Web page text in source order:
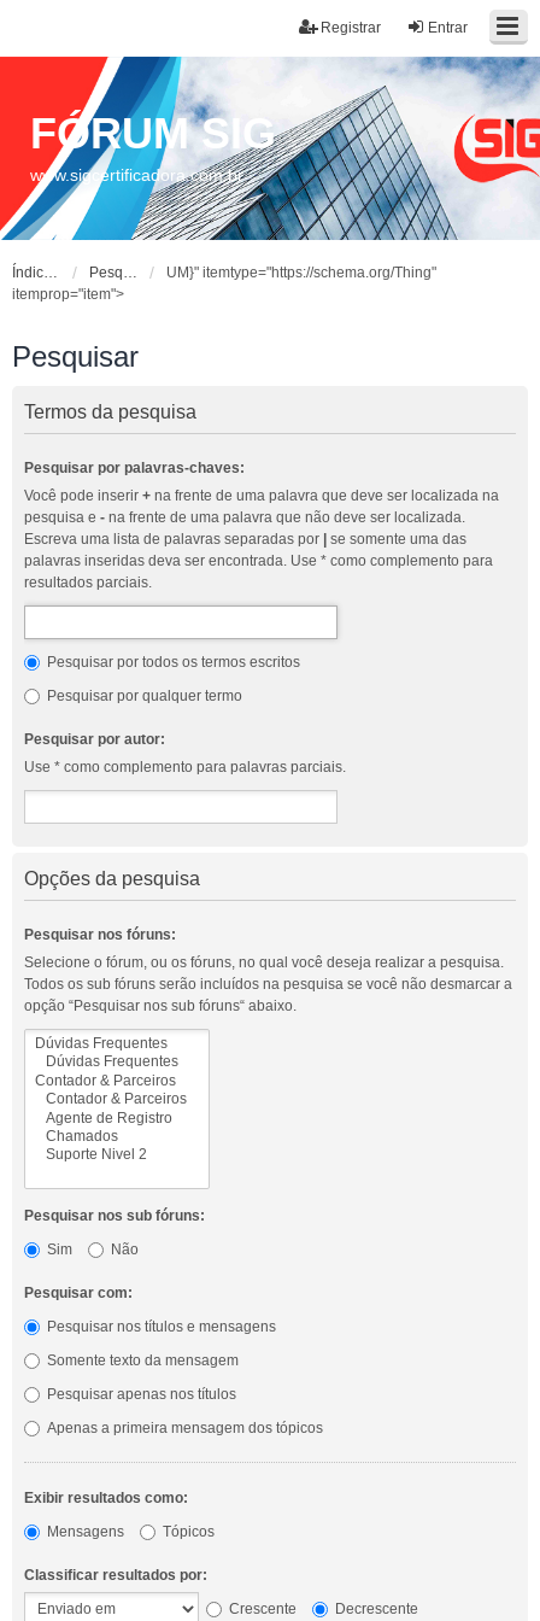
Entrar
Registrar
FÓRUM SIG
www.sigcertificadora.com.br
Índice do fórum Pesquisar
UM}" itemtype="https://schema.org/Thing"
itemprop="item">
Pesquisar
Termos da pesquisa
Pesquisar por palavras-chaves:
Você pode inserir + na frente de uma palavra que deve ser localizada na
pesquisa e - na frente de uma palavra que não deve ser localizada.
Escreva uma lista de palavras separadas por
se somente uma das
palavras inseridas deva ser encontrada. Use * como complemento para
resultados parciais.
Pesquisar por todos os termos escritos
Pesquisar por qualquer termo
Pesquisar por autor:
Use * como complemento para palavras parciais.
Opções da pesquisa
Pesquisar nos fóruns:
Selecione o fórum, ou os fóruns, no qual você deseja realizar a pesquisa.
Todos os sub fóruns serão incluídos na pesquisa se você não desmarcar a
opção “Pesquisar nos sub fóruns“ abaixo.
Pesquisar nos sub fóruns:
Sim
Não
Pesquisar com:
Pesquisar nos títulos e mensagens
Somente texto da mensagem
Pesquisar apenas nos títulos
Apenas a primeira mensagem dos tópicos
Exibir resultados como:
Mensagens
Tópicos
Classificar resultados por:
Crescente
Decrescente